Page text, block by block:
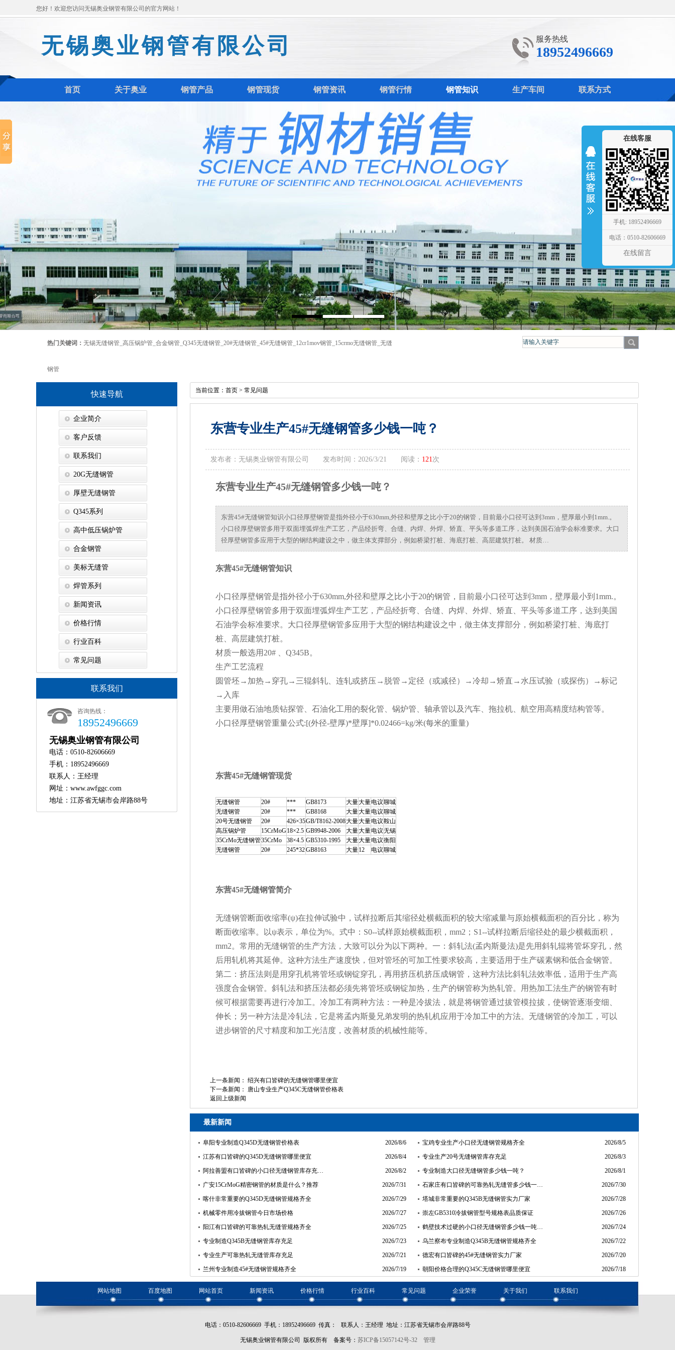
您好！欢迎您访问无锡奥业钢管有限公司的官方网站！
无锡奥业钢管有限公司 服务热线
18952496669
首页 关于奥业 钢管产品 钢管现货 钢管资讯 钢管行情 钢管知识 生产车间 联系方式
热门关键词： 无锡无缝钢管 高压锅炉管 合金钢管 Q345无缝钢管 20#无缝钢管 45#无缝钢管 12cr1mov钢管 15crmo无缝钢管 无缝
钢管
快速导航
企业简介
客户反馈
联系我们
20G无缝钢管
厚壁无缝钢管
Q345系列
高中低压锅炉管
合金钢管
美标无缝管
焊管系列
新闻资讯
价格行情
行业百科
常见问题
联系我们
咨询热线：
18952496669
无锡奥业钢管有限公司
电话：0510-82606669
手机：18952496669
联系人：王经理
网址：www.awfggc.com
地址：江苏省无锡市会岸路88号
当前位置： 首页 > 常见问题
东营专业生产45#无缝钢管多少钱一吨？
发布者：无锡奥业钢管有限公司 发布时间：2026/3/21 阅读： 121次
东营专业生产45#无缝钢管多少钱一吨？
东营45#无缝钢管知识小口径厚壁钢管是指外径小于630mm,外径和壁厚之比小于20的钢管，目前最小口径可达到3mm，壁厚最小到1mm.。
小口径厚壁钢管多用于双面埋弧焊生产工艺，产品经折弯、合缝、内焊、外焊、矫直、平头等多道工序，达到美国石油学会标准要求。大口
径厚壁钢管多应用于大型的钢结构建设之中，做主体支撑部分，例如桥梁打桩、海底打桩、高层建筑打桩。 材质…
东营45#无缝钢管知识
小口径厚壁钢管是指外径小于630mm,外径和壁厚之比小于20的钢管，目前最小口径可达到3mm，壁厚最小到1mm.。
小口径厚壁钢管多用于双面埋弧焊生产工艺，产品经折弯、合缝、内焊、外焊、矫直、平头等多道工序，达到美国
石油学会标准要求。大口径厚壁钢管多应用于大型的钢结构建设之中，做主体支撑部分，例如桥梁打桩、海底打
桩、高层建筑打桩。
材质一般选用20# 、Q345B。
生产工艺流程
圆管坯→加热→穿孔→三辊斜轧、连轧或挤压→脱管→定径（或减径）→冷却→矫直→水压试验（或探伤）→标记
→入库
主要用做石油地质钻探管、石油化工用的裂化管、锅炉管、轴承管以及汽车、拖拉机、航空用高精度结构管等。
小口径厚壁钢管重量公式:[(外径-壁厚)*壁厚]*0.02466=kg/米(每米的重量)
东营45#无缝钢管现货
无缝钢管 20# *** GB8173 大量大量电议聊城
无缝钢管
20# *** GB8168 大量大量电议聊城
20号无缝钢管
20# 426×35GB/T8162-2008大量大量电议鞍山
高压锅炉管
15CrMoG18×2.5 GB9948-2006 大量大量电议无锡
35CrMo无缝钢管35CrMo 38×4.5 GB5310-1995 大量大量电议衡阳
无缝钢管
20# 245*32GB8163 大量12 电议聊城
东营45#无缝钢管简介
无缝钢管断面收缩率(ψ)在拉伸试验中，试样拉断后其缩径处横截面积的较大缩减量与原始横截面积的百分比，称为
断面收缩率。以ψ表示，单位为%。式中：S0--试样原始横截面积，mm2；S1--试样拉断后缩径处的最少横截面积，
mm2。常用的无缝钢管的生产方法，大致可以分为以下两种。一：斜轧法(孟内斯曼法)是先用斜轧辊将管坏穿孔，然
后用轧机将其延伸。这种方法生产速度快，但对管坯的可加工性要求较高，主要适用于生产碳素钢和低合金钢管。
第二：挤压法则是用穿孔机将管坯或钢锭穿孔，再用挤压机挤压成钢管，这种方法比斜轧法效率低，适用于生产高
强度合金钢管。斜轧法和挤压法都必须先将管坯或钢锭加热，生产的钢管称为热轧管。用热加工法生产的钢管有时
候可根据需要再进行冷加工。冷加工有两种方法：一种是冷拔法，就是将钢管通过拔管模拉拔，使钢管逐渐变细、
伸长；另一种方法是冷轧法，它是将孟内斯曼兄弟发明的热轧机应用于冷加工中的方法。无缝钢管的冷加工，可以
进步钢管的尺寸精度和加工光洁度，改善材质的机械性能等。
上一条新闻： 绍兴有口皆碑的无缝钢管哪里便宜
下一条新闻：
唐山专业生产Q345C无缝钢管价格表
返回上级新闻
最新新闻
2026/8/6
阜阳专业制造Q345D无缝钢管价格表 2026/8/5
宝鸡专业生产小口径无缝钢管规格齐全
2026/8/4
江苏有口皆碑的Q345D无缝钢管哪里便宜 2026/8/3
专业生产20号无缝钢管库存充足
2026/8/2
阿拉善盟有口皆碑的小口径无缝钢管库存充… 2026/8/1
专业制造大口径无缝钢管多少钱一吨？
2026/7/31
广安15CrMoG精密钢管的材质是什么？推荐 2026/7/30
石家庄有口皆碑的可靠热轧无缝管多少钱一…
2026/7/29
喀什非常重要的Q345D无缝钢管规格齐全 2026/7/28
塔城非常重要的Q345B无缝钢管实力厂家
2026/7/27
机械零件用冷拔钢管今日市场价格 2026/7/26
崇左GB5310冷拔钢管型号规格表品质保证
2026/7/25
阳江有口皆碑的可靠热轧无缝管规格齐全 2026/7/24
鹤壁技术过硬的小口径无缝钢管多少钱一吨…
2026/7/23
专业制造Q345B无缝钢管库存充足 2026/7/22
乌兰察布专业制造Q345B无缝钢管规格齐全
2026/7/21
专业生产可靠热轧无缝管库存充足 2026/7/20
德宏有口皆碑的45#无缝钢管实力厂家
2026/7/19
兰州专业制造45#无缝钢管规格齐全 2026/7/18
朝阳价格合理的Q345C无缝钢管哪里便宜
网站地图 百度地图 网站首页 新闻资讯 价格行情 行业百科 常见问题 企业荣誉 关于我们 联系我们
电话：0510-82606669 手机：18952496669 传真： 联系人：王经理 地址：江苏省无锡市会岸路88号
无锡奥业钢管有限公司 版权所有 备案号： 苏ICP备15057142号-32 管理
在线客服
手机: 18952496669
电话：0510-82606669
在线留言